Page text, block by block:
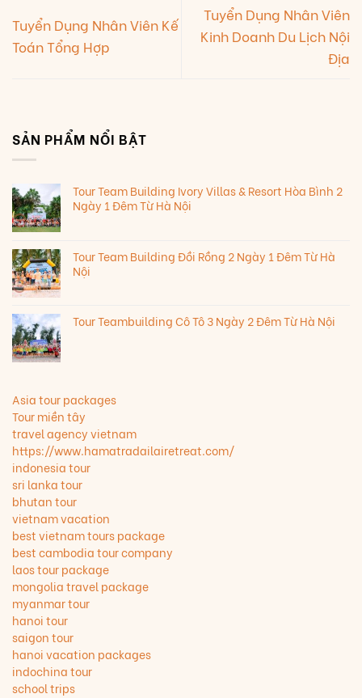
Tuyển Dụng Nhân Viên Kế
Toán Tổng Hợp
Tuyển Dụng Nhân Viên
Kinh Doanh Du Lịch Nội
Địa
SẢN PHẨM NỔI BẬT
Tour Team Building Ivory Villas & Resort Hòa Bình 2
Ngày 1 Đêm Từ Hà Nội
Tour Team Building Đồi Rồng 2 Ngày 1 Đêm Từ Hà
Nội
Tour Teambuilding Cô Tô 3 Ngày 2 Đêm Từ Hà Nội
Asia tour packages
Tour miền tây
travel agency vietnam
https://www.hamatradailairetreat.com/
indonesia tour
sri lanka tour
bhutan tour
vietnam vacation
best vietnam tours package
best cambodia tour company
laos tour package
mongolia travel package
myanmar tour
hanoi tour
saigon tour
hanoi vacation packages
indochina tour
school trips